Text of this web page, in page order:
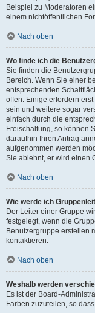
Beispiel zu Moderatoren
einem nichtöffentlichen
Nach oben
Wo finde ich die
Sie finden die
Bereich. Wenn Sie einer
entsprechenden
offen. Einige erfordern
sein und weitere sogar
einfach durch die
Freischaltung, so können
daraufhin Ihren Antrag
aufgenommen werden
Sie ablehnt, er wird einen
Nach oben
Wie werde ich
Der Leiter einer Gruppe
festgelegt, wenn die
Benutzergruppe erstellen
kontaktieren.
Nach oben
Weshalb werden
Es ist der Board-
Farben zuzuteilen, so